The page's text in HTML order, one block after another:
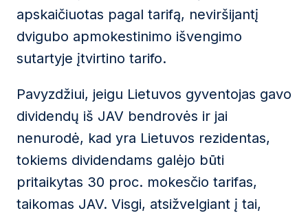
apskaičiuotas pagal tarifą, neviršijantį
dvigubo apmokestinimo išvengimo
sutartyje įtvirtino tarifo.
Pavyzdžiui, jeigu Lietuvos gyventojas gavo
dividendų iš JAV bendrovės ir jai
nenurodė, kad yra Lietuvos rezidentas,
tokiems dividendams galėjo būti
pritaikytas 30 proc. mokesčio tarifas,
taikomas JAV. Visgi, atsižvelgiant į tai,